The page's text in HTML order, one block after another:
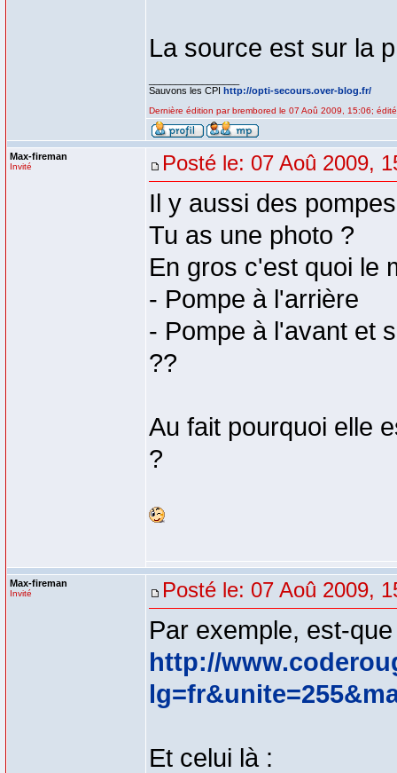
La source est sur la
Sauvons les CPI http://opti-secours.over-blog.fr/
Dernière édition par brembored le 07 Aoû 2009, 15:06;
Max-fireman
Invité Posté le: 07 Aoû 2009,
Il y aussi des
Tu as une photo ?
En gros c'est quoi le
- Pompe à l'arrière
- Pompe à l'avant et
??
Au fait pourquoi elle
?
Max-fireman
Invité Posté le: 07 Aoû 2009,
Par exemple, est-
http://
Et celui là :